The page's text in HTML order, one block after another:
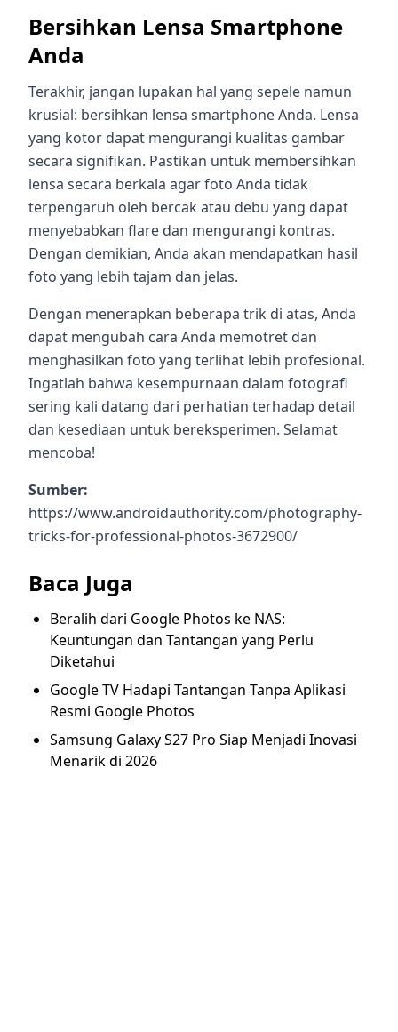
Bersihkan Lensa Smartphone
Anda
Terakhir, jangan lupakan hal yang sepele namun
krusial: bersihkan lensa smartphone Anda. Lensa
yang kotor dapat mengurangi kualitas gambar
secara signifikan. Pastikan untuk membersihkan
lensa secara berkala agar foto Anda tidak
terpengaruh oleh bercak atau debu yang dapat
menyebabkan flare dan mengurangi kontras.
Dengan demikian, Anda akan mendapatkan hasil
foto yang lebih tajam dan jelas.
Dengan menerapkan beberapa trik di atas, Anda
dapat mengubah cara Anda memotret dan
menghasilkan foto yang terlihat lebih profesional.
Ingatlah bahwa kesempurnaan dalam fotografi
sering kali datang dari perhatian terhadap detail
dan kesediaan untuk bereksperimen. Selamat
mencoba!
Sumber:
https://www.androidauthority.com/photography-
tricks-for-professional-photos-3672900/
Baca Juga
Beralih dari Google Photos ke NAS:
Keuntungan dan Tantangan yang Perlu
Diketahui
Google TV Hadapi Tantangan Tanpa Aplikasi
Resmi Google Photos
Samsung Galaxy S27 Pro Siap Menjadi Inovasi
Menarik di 2026